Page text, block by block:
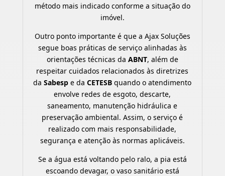
método mais indicado conforme a situação do
imóvel.
Outro ponto importante é que a Ajax Soluções
segue boas práticas de serviço alinhadas às
orientações técnicas da ABNT, além de
respeitar cuidados relacionados às diretrizes
daSabesp e daCETESB quando o atendimento
envolve redes de esgoto, descarte,
saneamento, manutenção hidráulica e
preservação ambiental. Assim, o serviço é
realizado com mais responsabilidade,
segurança e atenção às normas aplicáveis.
Se a água está voltando pelo ralo, a pia está
escoando devagar, o vaso sanitário está